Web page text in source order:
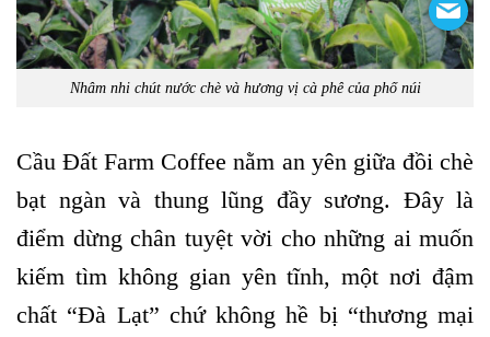
Nhâm nhi chút nước chè và hương vị cà phê của phố núi
Cầu Đất Farm Coffee nằm an yên giữa đồi chè
bạt ngàn và thung lũng đầy sương. Đây là
điểm dừng chân tuyệt vời cho những ai muốn
kiếm tìm không gian yên tĩnh, một nơi đậm
chất “Đà Lạt” chứ không hề bị “thương mại